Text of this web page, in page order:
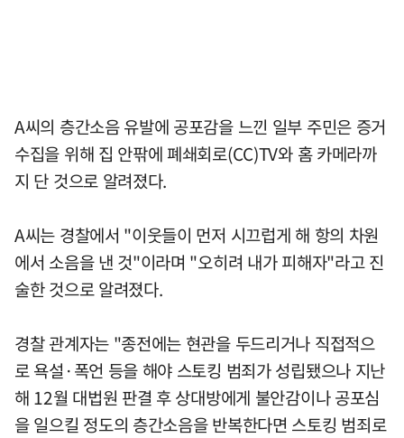
A씨의 층간소음 유발에 공포감을 느낀 일부 주민은 증거
수집을 위해 집 안팎에 폐쇄회로(CC)TV와 홈 카메라까
지 단 것으로 알려졌다.
A씨는 경찰에서 "이웃들이 먼저 시끄럽게 해 항의 차원
에서 소음을 낸 것"이라며 "오히려 내가 피해자"라고 진
술한 것으로 알려졌다.
경찰 관계자는 "종전에는 현관을 두드리거나 직접적으
로 욕설·폭언 등을 해야 스토킹 범죄가 성립됐으나 지난
해 12월 대법원 판결 후 상대방에게 불안감이나 공포심
을 일으킬 정도의 층간소음을 반복한다면 스토킹 범죄로